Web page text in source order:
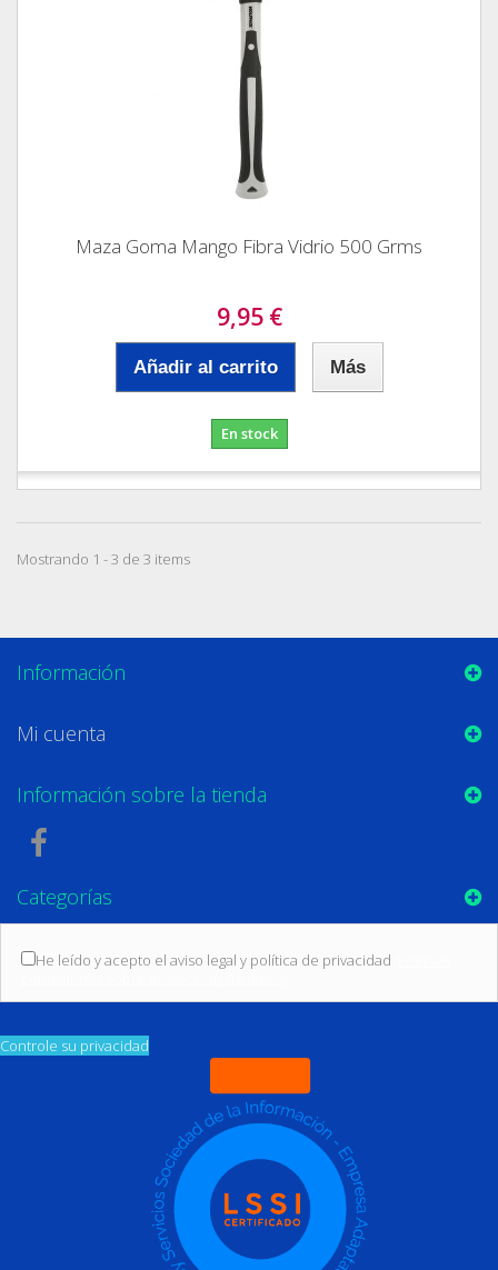
Maza Goma Mango Fibra Vidrio 500 Grms
9,95 €
Añadir al carrito Más
En stock
Mostrando 1 - 3 de 3 items
Información
Mi cuenta
Información sobre la tienda
Categorías
He leído y acepto el aviso legal y política de privacidad
Controle su privacidad